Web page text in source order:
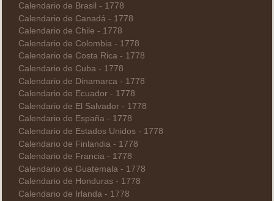
Calendario de Brasil - 1778
Calendario de Canadá - 1778
Calendario de Chile - 1778
Calendario de Colombia - 1778
Calendario de Costa Rica - 1778
Calendario de Cuba - 1778
Calendario de Dinamarca - 1778
Calendario de Ecuador - 1778
Calendario de El Salvador - 1778
Calendario de España - 1778
Calendario de Estados Unidos - 1778
Calendario de Finlandia - 1778
Calendario de Francia - 1778
Calendario de Guatemala - 1778
Calendario de Honduras - 1778
Calendario de Irlanda - 1778